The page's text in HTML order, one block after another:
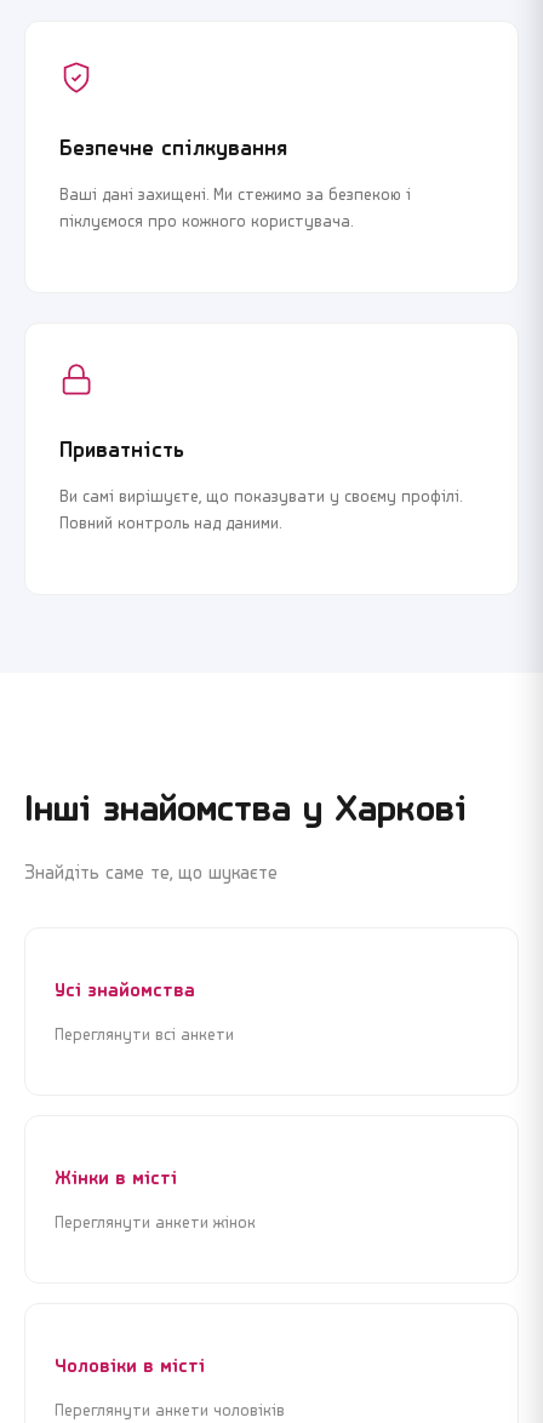
Безпечне спілкування
Ваші дані захищені. Ми стежимо за безпекою і
піклуємося про кожного користувача.
Приватність
Ви самі вирішуєте, що показувати у своєму профілі.
Повний контроль над даними.
Інші знайомства у Харкові
Знайдіть саме те, що шукаєте
Усі знайомства
Переглянути всі анкети
Жінки в місті
Переглянути анкети жінок
Чоловіки в місті
Переглянути анкети чоловіків